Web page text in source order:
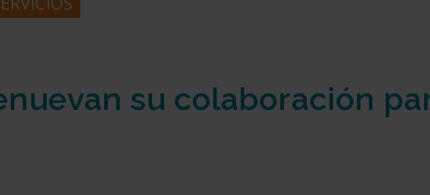
su colaboración